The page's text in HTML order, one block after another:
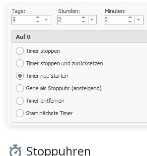
Stoppuhren